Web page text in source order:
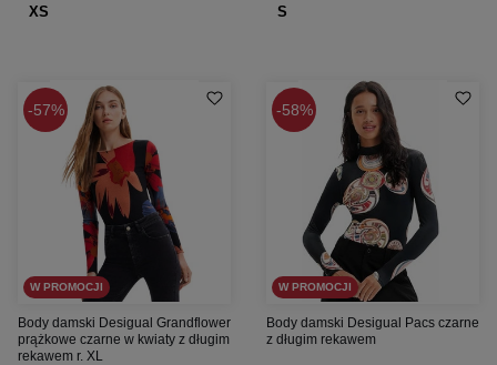
XS S
57%
W PROMOCJI
Body damski Desigual Grandflower
prążkowe czarne w kwiaty z długim
rekawem r. XL
58%
W PROMOCJI
Body damski Desigual Pacs czarne
z długim rekawem